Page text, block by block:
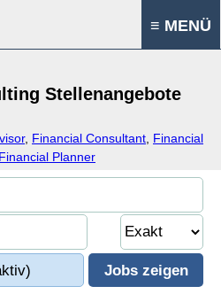
≡ MENÜ
Stellenangebote
, Financial Consultant Financial
Financial Planner